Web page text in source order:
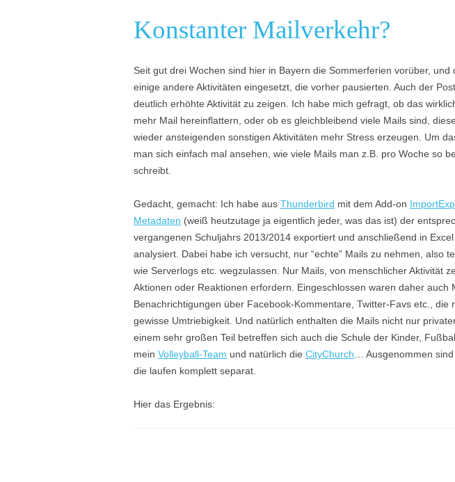
Konstanter Mailverkehr?
Seit gut drei Wochen sind hier in Bayern die Sommerferien vorüber,
einige andere Aktivitäten eingesetzt, die vorher pausierten. Auch der
deutlich erhöhte Aktivität zu zeigen. Ich habe mich gefragt, ob das
mehr Mail hereinflattern, oder ob es gleichbleibend viele Mails sind,
wieder ansteigenden sonstigen Aktivitäten mehr Stress erzeugen. Um
man sich einfach mal ansehen, wie viele Mails man z.B. pro Woche so
schreibt.
Gedacht, gemacht: Ich habe aus Thunderbird mit dem Add-on
Metadaten (weiß heutzutage ja eigentlich jeder, was das ist) der
vergangenen Schuljahrs 2013/2014 exportiert und anschließend in
analysiert. Dabei habe ich versucht, nur “echte” Mails zu nehmen, also
wie Serverlogs etc. wegzulassen. Nur Mails, von menschlicher Aktivität
Aktionen oder Reaktionen erfordern. Eingeschlossen waren daher auch
Benachrichtigungen über Facebook-Kommentare, Twitter-Favs etc., die
gewisse Umtriebigkeit. Und natürlich enthalten die Mails nicht nur
einem sehr großen Teil betreffen sich auch die Schule der Kinder,
mein Volleyball-Team und natürlich die CityChurch … Ausgenommen
die laufen komplett separat.
Hier das Ergebnis: